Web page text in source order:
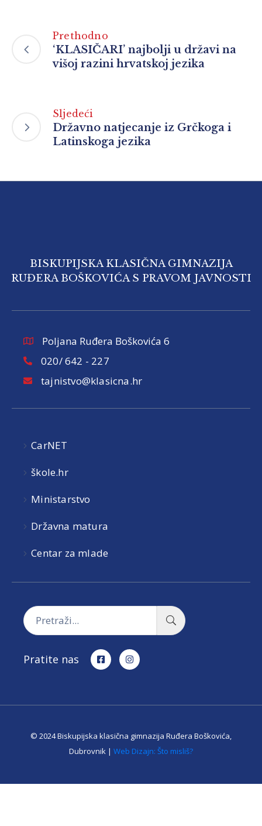
Prethodno
‘KLASIČARI’ najbolji u državi na
višoj razini hrvatskoj jezika
Sljedeći
Državno natjecanje iz Grčkoga i
Latinskoga jezika
BISKUPIJSKA KLASIČNA GIMNAZIJA
RUĐERA BOŠKOVIĆA S PRAVOM JAVNOSTI
Poljana Ruđera Boškovića 6
020/ 642 - 227
tajnistvo@klasicna.hr
CarNET
škole.hr
Ministarstvo
Državna matura
Centar za mlade
Pratite nas
© 2024 Biskupijska klasična gimnazija Ruđera Boškovića,
Dubrovnik | Web Dizajn: Što misliš?